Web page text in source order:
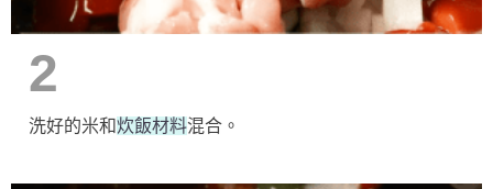
2
洗好的米和炊飯材料混合。